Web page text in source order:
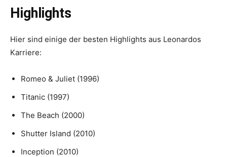
Highlights
Hier sind einige der besten Highlights aus Leonardos
Karriere:
Romeo & Juliet (1996)
Titanic (1997)
The Beach (2000)
Shutter Island (2010)
Inception (2010)